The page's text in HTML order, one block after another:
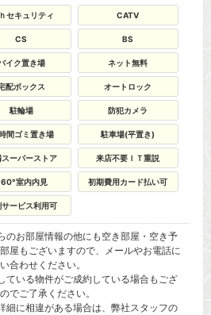
セキュリティ CATV
CS BS
イク置き場 ネット無料
配ボックス オートロック
駐輪場 防犯カメラ
間ゴミ置き場 駐車場(平置き)
スーパーストア 来店不要ＩＴ重説
室内内見 初期費用カード払い可
サービス利用可
のお部屋情報の他にも空き部屋・空き予
屋もございますので、メールやお電話に
合わせください。
ている物件がご成約している場合もござ
でご了承ください。
細に相違がある場合は、弊社スタッフの